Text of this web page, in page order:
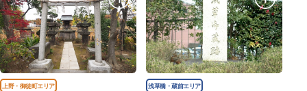
上野・御徒町エリア 浅草橋・蔵前エリア